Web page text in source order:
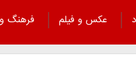
عکس و فیلم فرهنگ